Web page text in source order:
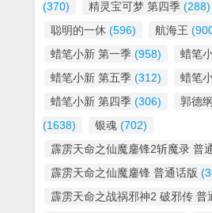
(370)
精灵宝可梦 第四季 (288)
聪明的一休 (596) 航海王
蜡笔小新 第一季 (958) 蜡笔
蜡笔小新 第五季 (312) 蜡笔
蜡笔小新 第四季 (306)
郭德
(1638)
银魂 (702)
霹雳天命之仙魔鏖锋2斩魔录 普
霹雳天命之仙魔鏖锋 普通话版
霹雳天命之战祸邪神2 破邪传 普